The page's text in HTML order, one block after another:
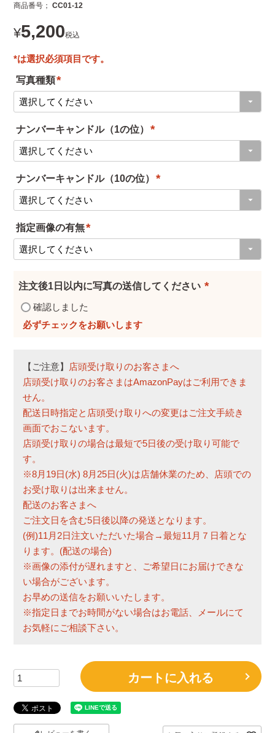
商品番号 CC01-12
¥5,200税込
写真種類
(
必
須
)
ナンバーキャンドル（1の位）
必
須
ナンバーキャンドル（10の位）
必
指定画像の有無
必
須
注文後1日以内に写真の送信してください
確認しました
【ご注意】 店頭受け取りのお客さまへ
店頭受け取りのお客さまはAmazonPayはご利用できま
せん。
配送日時指定と店頭受け取りへの変更はご注文手続き
画面でおこないます。
店頭受け取りの場合は最短で5日後の受け取り可能で
す。
※8月19日(水) 8月25日(火)は店舗休業のため、店頭での
お受け取りは出来ません。
配送のお客さまへ
ご注文日を含む5日後以降の発送となります。
(例)11月2日注文いただいた場合→最短11月７日着とな
ります。(配送の場合)
※画像の添付が遅れますと、ご希望日にお届けできな
い場合がございます。
お早めの送信をお願いいたします。
※指定日までお時間がない場合はお電話、メールにて
お気軽にご相談下さい。
カートに入れる